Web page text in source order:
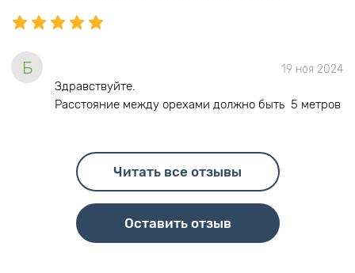
Б 19 ноя 2024
Здравствуйте.
Расстояние между орехами должно быть 5 метров
Читать все отзывы
Оставить отзыв